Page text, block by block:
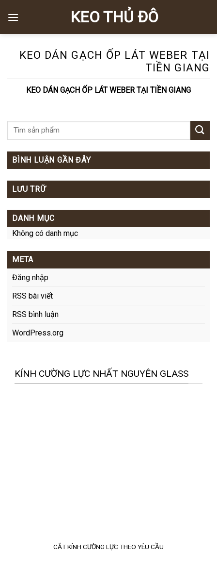
KEO THỦ ĐÔ
KEO DÁN GẠCH ỐP LÁT WEBER TẠI
TIỀN GIANG
KEO DÁN GẠCH ỐP LÁT WEBER TẠI TIỀN GIANG
BÌNH LUẬN GẦN ĐÂY
LƯU TRỮ
DANH MỤC
Không có danh mục
META
Đăng nhập
RSS bài viết
RSS bình luận
WordPress.org
KÍNH CƯỜNG LỰC NHẤT NGUYÊN GLASS
CẮT KÍNH CƯỜNG LỰC THEO YÊU CẦU